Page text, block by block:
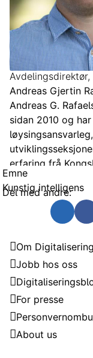
Andreas Gjertin
Andreas G.
sidan 2010 og
erfaring frå
utviklar.
informatikk frå
Emne
Kunstig intelligens
Del med andre:
Send som e-post
Del på Twitter
Del på
Om
Jobb hos oss
For presse
About us